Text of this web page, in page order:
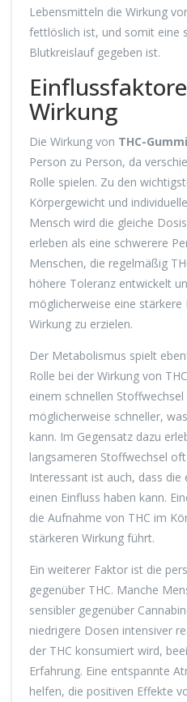
Lebensmitteln die Wirkung
fettlöslich ist, und somit eine
Blutkreislauf gegeben ist.
Wirkung
Die Wirkung von THC-
Person zu Person, da
Rolle spielen. Zu den
Körpergewicht und
Mensch wird die gleiche
erleben als eine schwerere
Menschen, die regelmäßig
höhere Toleranz entwickelt
möglicherweise eine
Wirkung zu erzielen.
Der Metabolismus spielt
Rolle bei der Wirkung von
einem schnellen
möglicherweise schneller,
kann. Im Gegensatz dazu
langsameren Stoffwechsel
Interessant ist auch, dass
einen Einfluss haben kann.
die Aufnahme von THC im
stärkeren Wirkung führt.
Ein weiterer Faktor ist die
gegenüber THC. Manche
sensibler gegenüber
niedrigere Dosen intensiver
der THC konsumiert wird,
Erfahrung. Eine entspannte
helfen, die positiven Effekte